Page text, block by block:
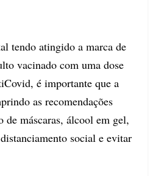
tendo atingido a marca de
vacinado com uma dose
é importante que a
as recomendações
de máscaras, álcool em gel,
social e evitar